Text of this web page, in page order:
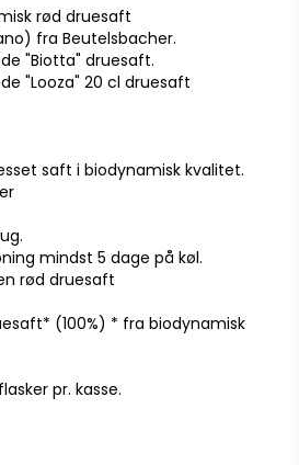
rød druesaft
fra Beutelsbacher.
"Biotta" druesaft.
"Looza" 20 cl druesaft
saft i biodynamisk kvalitet.
mindst 5 dage på køl.
rød druesaft
(100%) * fra biodynamisk
pr. kasse.